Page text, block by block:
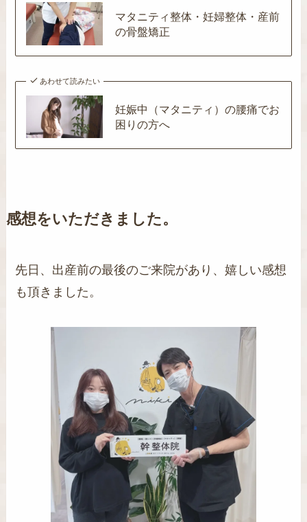
マタニティ整体・妊婦整体・産前
の骨盤矯正
あわせて読みたい
妊娠中（マタニティ）の腰痛でお
困りの方へ
感想をいただきました。
先日、出産前の最後のご来院があり、嬉しい感想
も頂きました。